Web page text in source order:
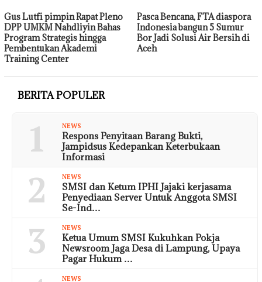
Gus Lutfi pimpin Rapat Pleno
DPP UMKM Nahdliyin Bahas
Program Strategis hingga
Pembentukan Akademi
Training Center
Pasca Bencana, FTA diaspora
Indonesia bangun 5 Sumur
Bor Jadi Solusi Air Bersih di
Aceh
BERITA POPULER
1 NEWS
Respons Penyitaan Barang Bukti,
Jampidsus Kedepankan Keterbukaan
Informasi
2 NEWS
SMSI dan Ketum IPHI Jajaki kerjasama
Penyediaan Server Untuk Anggota SMSI
Se-Ind…
3 NEWS
Ketua Umum SMSI Kukuhkan Pokja
Newsroom Jaga Desa di Lampung, Upaya
Pagar Hukum …
NEWS